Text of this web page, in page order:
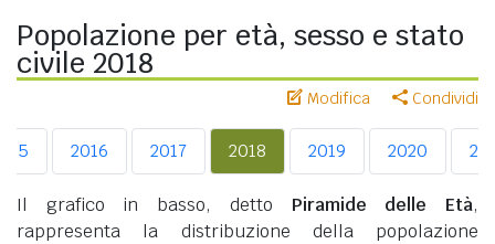
Popolazione per età, sesso e stato
civile 2018
Modifica Condividi
2016 2017 2018 2019 2020
Il grafico in basso, detto Piramide delle Età,
rappresenta la distribuzione della popolazione